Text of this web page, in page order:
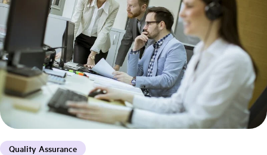
Quality Assurance